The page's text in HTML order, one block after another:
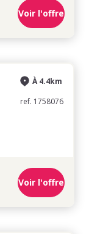
Voir l'offre
À 4.4km
ref. 1758076
Voir l'offre